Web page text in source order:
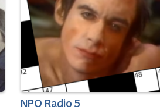
NPO Radio 5